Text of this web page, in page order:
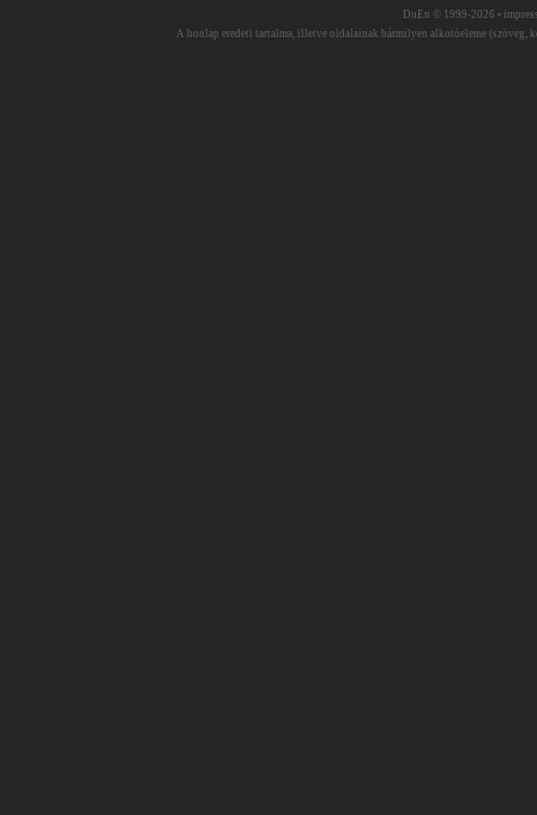
DuEn © 1999-2026 •
A honlap eredeti tartalma, illetve oldalainak bármilyen alkotóeleme (szöveg,